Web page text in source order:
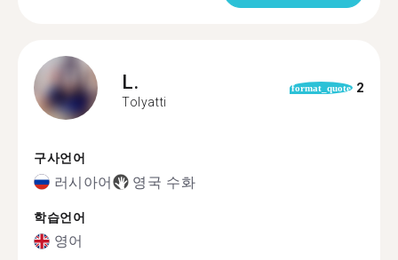
L.
Tolyatti
format_quote 2
구사언어
러시아어 영국 수화
학습언어
영어